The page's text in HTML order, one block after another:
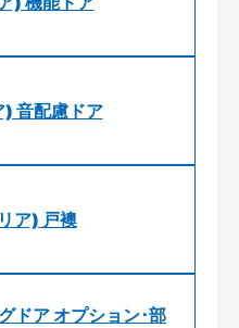
音配慮ドア
ア) 戸襖
ドア オプション･部